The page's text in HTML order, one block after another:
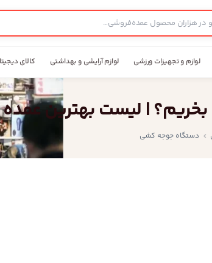
لوازم و تجهیزات ورزشی لوازم آرایشی و بهداشتی کالای
| لیست بهترین
دستگاه جوجه کشی